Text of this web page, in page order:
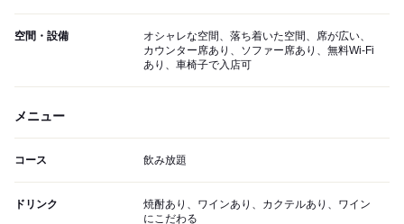
空間・設備
オシャレな空間、落ち着いた空間、席が広い、
カウンター席あり、ソファー席あり、無料Wi-Fi
あり、車椅子で入店可
メニュー
コース 飲み放題
ドリンク
焼酎あり、ワインあり、カクテルあり、ワイン
にこだわる